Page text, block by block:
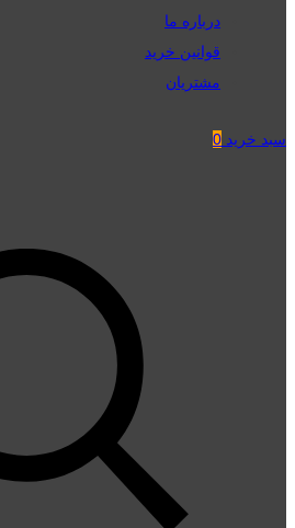
درباره ما
قوانین خرید
مشتریان
سبد خرید 0